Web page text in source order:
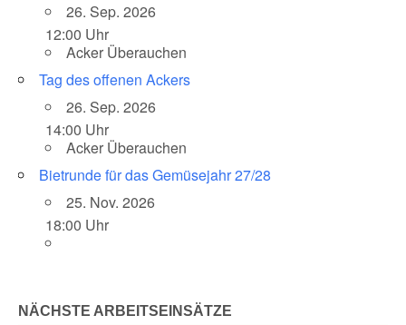
26. Sep. 2026
12:00 Uhr
Acker Überauchen
Tag des offenen Ackers
26. Sep. 2026
14:00 Uhr
Acker Überauchen
Bietrunde für das Gemüsejahr 27/28
25. Nov. 2026
18:00 Uhr
NÄCHSTE ARBEITSEINSÄTZE